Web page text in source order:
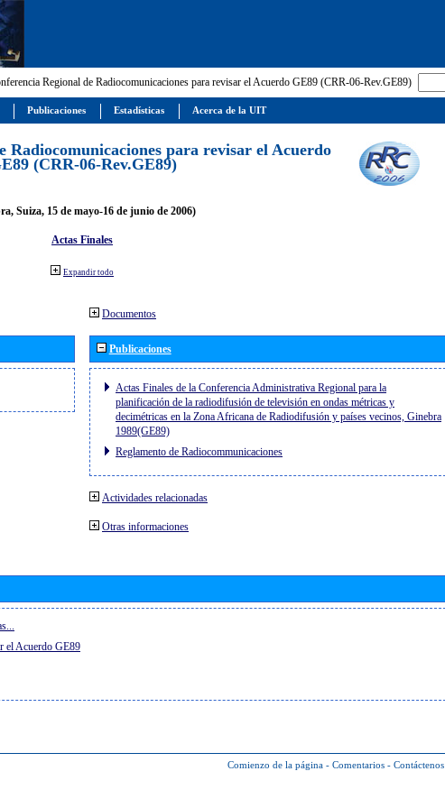
Regional de Radiocomunicaciones para revisar el Acuerdo GE89 (CRR-06-Rev.GE89)
Radiocomunicaciones para revisar el Acuerdo
(CRR-06-Rev.GE89)
Suiza, 15 de mayo-16 de junio de 2006)
Actas Finales
Expandir todo
Documentos
Publicaciones
Actas Finales de la Conferencia Administrativa Regional para la
planificación de la radiodifusión de televisión en ondas métricas y
decimétricas en la Zona Africana de Radiodifusión y países vecinos, Ginebra
1989(GE89)
Reglamento de Radiocommunicaciones
Actividades relacionadas
Otras informaciones
el Acuerdo GE89
Comienzo de la página - Comentarios - Contáctenos
Publicaciones Estadísticas Acerca de la UIT